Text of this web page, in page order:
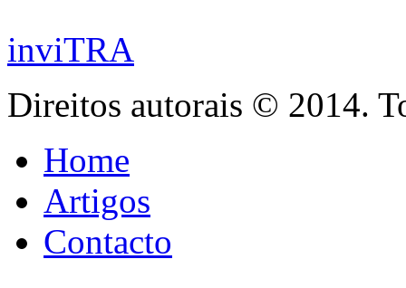
inviTRA
Direitos autorais © 2014.
Home
Artigos
Contacto